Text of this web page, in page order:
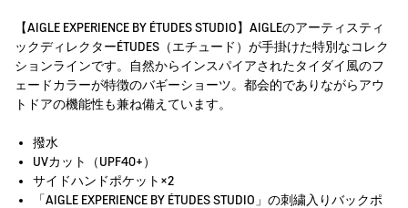
【AIGLE EXPERIENCE BY ÉTUDES STUDIO】AIGLEのアーティスティ
ックディレクターÉTUDES（エチュード）が手掛けた特別なコレク
ションラインです。自然からインスパイアされたタイダイ風のフ
ェードカラーが特徴のバギーショーツ。都会的でありながらアウ
トドアの機能性も兼ね備えています。
撥水
UVカット（UPF40+）
サイドハンドポケット×2
「AIGLE EXPERIENCE BY ÉTUDES STUDIO」の刺繍入りバックポ